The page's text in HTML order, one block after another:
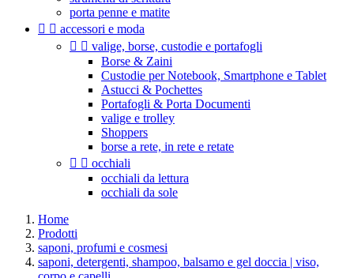
porta penne e matite
  accessori e moda
  valige, borse, custodie e portafogli
Borse & Zaini
Custodie per Notebook, Smartphone e Tablet
Astucci & Pochettes
Portafogli & Porta Documenti
valige e trolley
Shoppers
borse a rete, in rete e retate
  occhiali
occhiali da lettura
occhiali da sole
Home
Prodotti
saponi, profumi e cosmesi
saponi, detergenti, shampoo, balsamo e gel doccia | viso,